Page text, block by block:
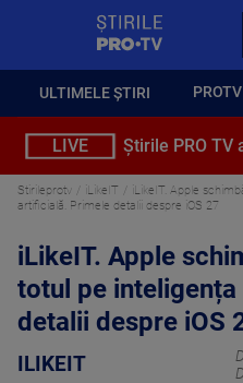
ULTIMELE ȘTIRI
LIVE Știrile PRO TV
Stirileprotv iLikeIT
iLikeIT. Apple
artificială. Primele detalii despre iOS 27
iLikeIT. Apple
totul pe
detalii despre iOS
ILIKEIT